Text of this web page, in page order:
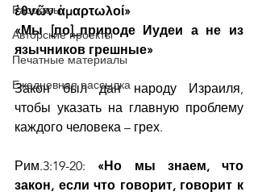
Рассказы
Авторские проекты
Печатные материалы
Ежедневная рассылка
ἐθνῶν ἁμαρτωλοί»
«Мы [по]_природе Иудеи а не из
язычников грешные»
Закон был дан народу Израиля,
чтобы указать на главную проблему
каждого человека – грех.
Рим.3:19-20: «Но мы знаем, что
закон, если что говорит, говорит к